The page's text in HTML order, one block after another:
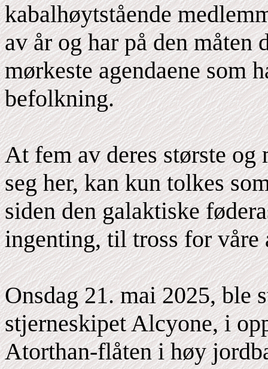
kabalhøytstående
av år og har på den måten
mørkeste agendaene som
befolkning.
At fem av deres største
seg her, kan kun tolkes
siden den galaktiske
ingenting, til tross for våre
Onsdag 21. mai 2025, ble
stjerneskipet Alcyone, i
Atorthan-flåten i høy